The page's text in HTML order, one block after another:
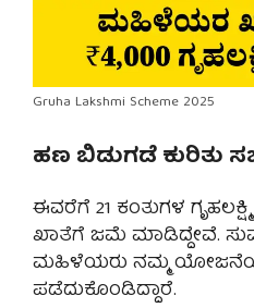
Gruha Lakshmi Scheme 2025
ಹಣ ಬಿಡುಗಡೆ ಕುರಿತು
ಈವರೆಗೆ 21 ಕಂತುಗಳ
ಖಾತೆಗೆ ಜಮೆ ಮಾಡಿದ್ದೇವೆ.
ಮಹಿಳೆಯರು ನಮ್ಮ
ಪಡೆದುಕೊಂಡಿದ್ದಾರೆ.